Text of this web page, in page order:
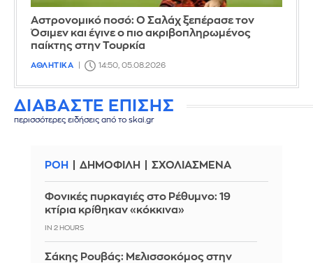
Αστρονομικό ποσό: Ο Σαλάχ ξεπέρασε τον
Όσιμεν και έγινε ο πιο ακριβοπληρωμένος
παίκτης στην Τουρκία
ΑΘΛΗΤΙΚΑ 14:50, 05.08.2026
ΔΙΑΒΑΣΤΕ ΕΠΙΣΗΣ
περισσότερες ειδήσεις από το skai.gr
ΡΟΗ ΔΗΜΟΦΙΛΗ ΣΧΟΛΙΑΣΜΕΝΑ
Φονικές πυρκαγιές στο Ρέθυμνο: 19
κτίρια κρίθηκαν «κόκκινα»
IN 2 HOURS
Σάκης Ρουβάς: Μελισσοκόμος στην